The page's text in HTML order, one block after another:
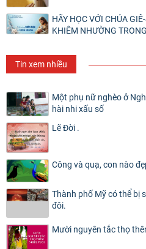
HÃY HỌC VỚI CHÚA
KHIÊM NHƯỜNG
Tin xem nhiều
Một phụ nữ nghèo ở
hài nhi xấu số
Lẽ Đời .
Công và quạ, con nào
Thành phố Mỹ có thể bị
đôi.
Mười nguyên tắc thọ